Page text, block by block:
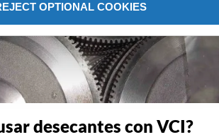
OPTIONAL COOKIES
desecantes con VCI?